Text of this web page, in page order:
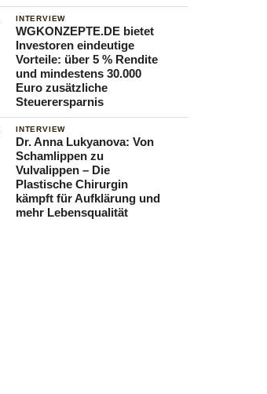
INTERVIEW
WGKONZEPTE.DE bietet
Investoren eindeutige
Vorteile: über 5 % Rendite
und mindestens 30.000
Euro zusätzliche
Steuerersparnis
INTERVIEW
Dr. Anna Lukyanova: Von
Schamlippen zu
Vulvalippen – Die
Plastische Chirurgin
kämpft für Aufklärung und
mehr Lebensqualität